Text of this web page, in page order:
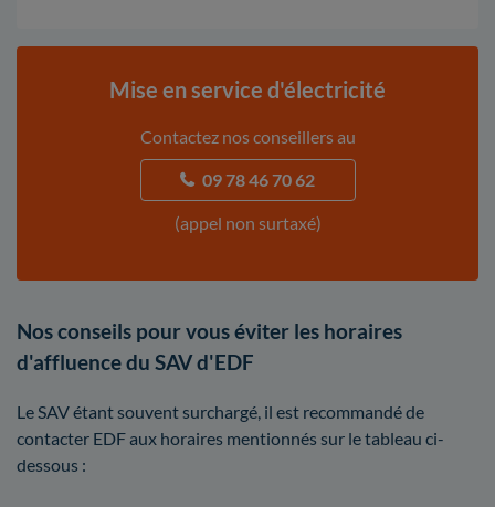
Mise en service d'électricité
Contactez nos conseillers au
09 78 46 70 62
(appel non surtaxé)
Nos conseils pour vous éviter les horaires
d'affluence du SAV d'EDF
Le SAV étant souvent surchargé, il est recommandé de
contacter EDF aux horaires mentionnés sur le tableau ci-
dessous :